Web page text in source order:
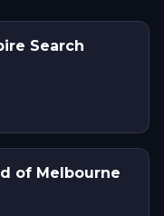
Search
of Melbourne